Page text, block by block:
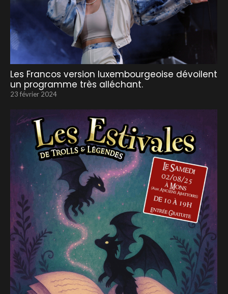
Les Francos version luxembourgeoise dévoilent
un programme très alléchant.
23 février 2024